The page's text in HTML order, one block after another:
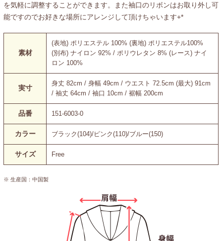
を気軽に調整することができます。また袖口のリボンはお取り外し可
能ですのでお好きな場所にアレンジして頂けちゃいます+*
素材
(表地) ポリエステル 100% (裏地) ポリエステル100%
(別布) ナイロン 92% / ポリウレタン 8% (レース) ナイ
ロン 100%
実寸
身丈 82cm / 身幅 49cm / ウエスト 72.5cm (最大) 91cm
/ 袖丈 64cm / 袖口 10cm / 裾幅 200cm
品番 151-6003-0
カラー ブラック(104)/ピンク(110)/ブルー(150)
サイズ Free
※ 生産国：中国製